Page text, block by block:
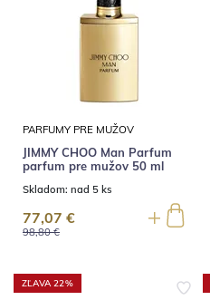
PARFUMY PRE MUŽOV
JIMMY CHOO Man Parfum
parfum pre mužov 50 ml
Skladom: nad 5 ks
98,80 €
77,07 €
ZĽAVA 22%